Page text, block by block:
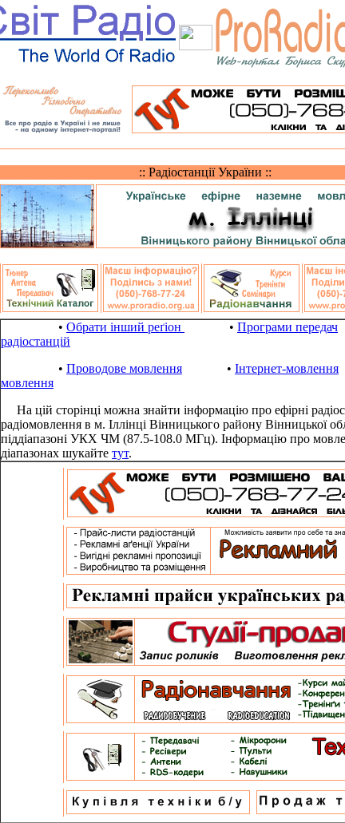
:: Радіостанції України ::
• Обрати інший реґіон • Програми передач
радіостанцій
• Проводове мовлення • Інтернет-мовлення
мовлення
На цій сторінці можна знайти інформацію про ефірні
радіомовлення в м. Іллінці Вінницького району Вінницької
піддіапазоні УКХ ЧМ (87.5-108.0 МГц). Інформацію про
діапазонах шукайте тут.